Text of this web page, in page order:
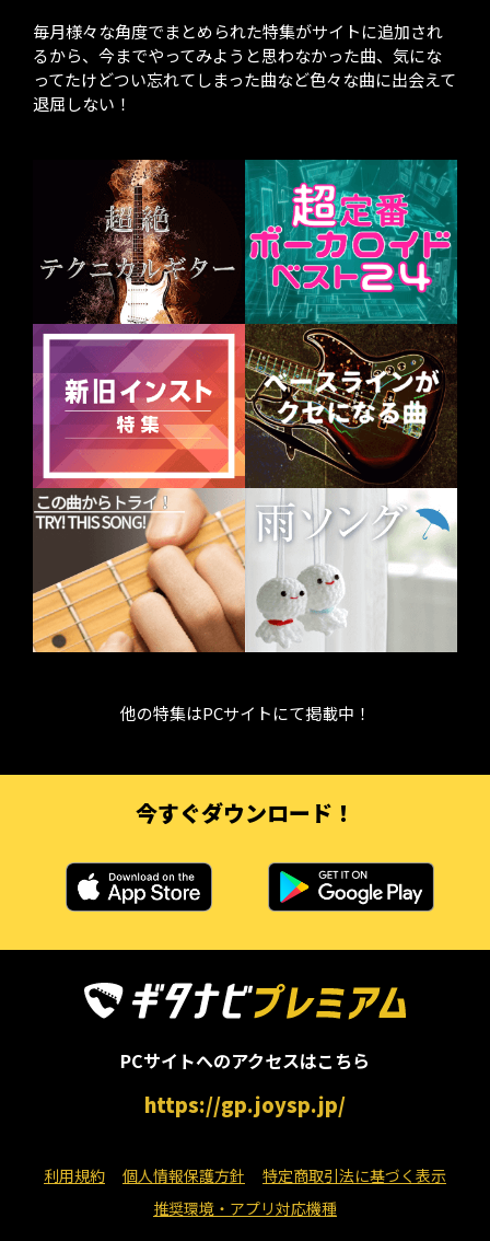
毎月様々な角度でまとめられた特集がサイトに追加され
るから、今までやってみようと思わなかった曲、気にな
ってたけどつい忘れてしまった曲など色々な曲に出会えて
退屈しない！
他の特集はPCサイトにて掲載中！
今すぐダウンロード！
PCサイトへのアクセスはこちら
https://gp.joysp.jp/
利用規約 個人情報保護方針
特定商取引法に基づく表示
推奨環境・アプリ対応機種